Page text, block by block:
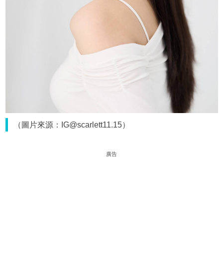
（圖片來源：IG@scarlett11.15）
廣告